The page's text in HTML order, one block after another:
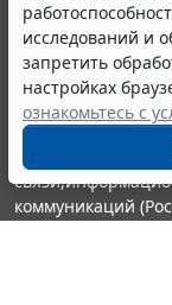
исследований и
запретить
настройках
ознакомьтесь с
© ООО "НПП
выпускается с
являются
информации
Портал ГАРАНТ.РУ
издания
коммуникаций